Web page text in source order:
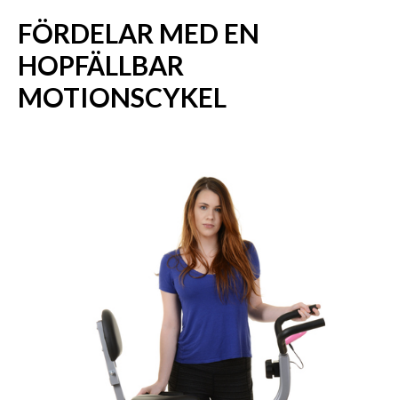
FÖRDELAR MED EN
HOPFÄLLBAR
MOTIONSCYKEL